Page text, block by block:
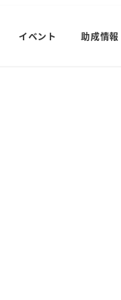
イベント 助成情報